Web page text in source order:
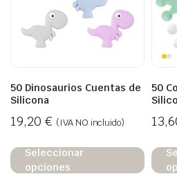
50 Dinosaurios Cuentas de
Silicona
19,20 € (IVA NO incluido)
Seleccionar
opciones
50